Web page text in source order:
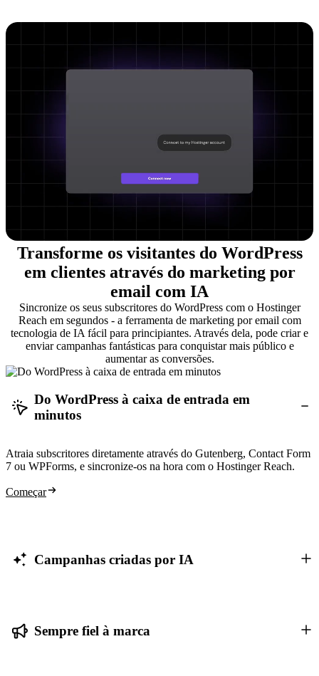
Transforme os visitantes do WordPress
em clientes através do marketing por
email com IA
Sincronize os seus subscritores do WordPress com o Hostinger
Reach em segundos - a ferramenta de marketing por email com
tecnologia de IA fácil para principiantes. Através dela, pode criar e
enviar campanhas fantásticas para conquistar mais público e
aumentar as conversões.
Do WordPress à caixa de entrada em
minutos
Atraia subscritores diretamente através do Gutenberg, Contact Form
7 ou WPForms, e sincronize-os na hora com o Hostinger Reach.
Começar
Campanhas criadas por IA
Sempre fiel à marca